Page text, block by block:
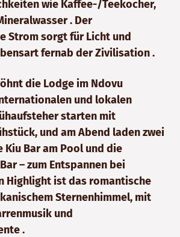
wie Kaffee-/Teekocher,
. Der
Strom sorgt für Licht und
fernab der Zivilisation .
die Lodge im Ndovu
und lokalen
starten mit
und am Abend laden zwei
Kiu Bar am Pool und die
– zum Entspannen bei
Highlight ist das romantische
Sternenhimmel, mit
und
.